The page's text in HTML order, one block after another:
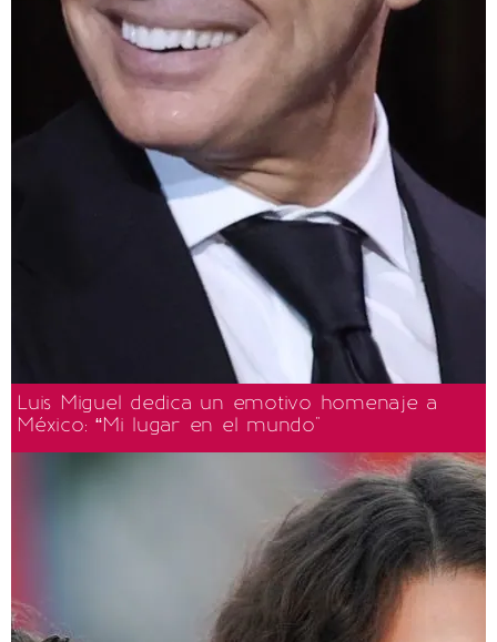
Luis Miguel dedica un emotivo homenaje a
México: “Mi lugar en el mundo"